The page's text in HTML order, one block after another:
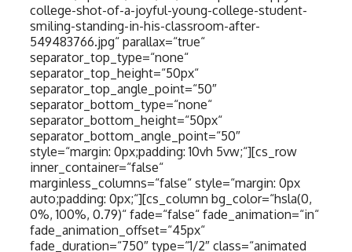
college-shot-of-a-joyful-young-college-student-
smiling-standing-in-his-classroom-after-
549483766.jpg“ parallax=“true“
separator_top_type=“none“
separator_top_height=“50px“
separator_top_angle_point=“50″
separator_bottom_type=“none“
separator_bottom_height=“50px“
separator_bottom_angle_point=“50″
style=“margin: 0px;padding: 10vh 5vw;“][cs_row
inner_container=“false“
marginless_columns=“false“ style=“margin: 0px
auto;padding: 0px;“][cs_column bg_color=“hsla(0,
0%, 100%, 0.79)“ fade=“false“ fade_animation=“in“
fade_animation_offset=“45px“
fade_duration=“750″ type=“1/2″ class=“animated